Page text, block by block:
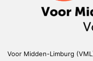
Voor Midden-Limburg